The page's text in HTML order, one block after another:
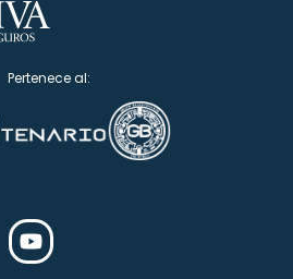
Pertenece al: